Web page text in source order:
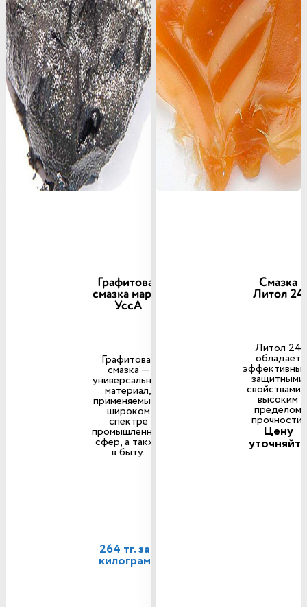
Графитовая
смазка марки
УссА
Графитовая
смазка —
универсальный
материал,
применяемый в
широком
спектре
промышленных
сфер, а также
в быту.
264 тг. за 1
килограмм
Смазка
Литол 24
Литол 24
обладает
защитными
свойствами
высоким
пределом
прочности.
Цену
уточняйте